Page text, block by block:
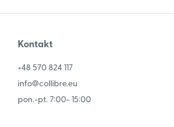
Kontakt
+48 570 824 117
info@collibre.eu
pon.-pt. 7:00- 15:00